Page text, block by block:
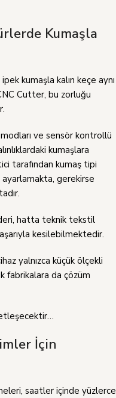
Kumaşla
kumaşla kalın keçe aynı
Cutter, bu zorluğu
modları ve sensör kontrollü
kumaşlara
tarafından kumaş tipi
gerekirse
hatta teknik tekstil
kesilebilmektedir.
yalnızca küçük ölçekli
fabrikalara da çözüm
İçin
saatler içinde yüzlerce